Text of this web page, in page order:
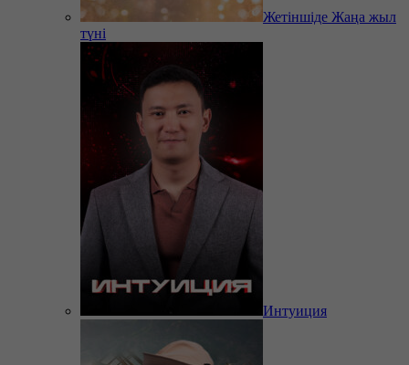
Жетіншіде Жаңа жыл
түні
Интуиция